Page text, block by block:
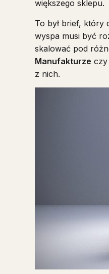
większego sklepu.
To był brief, który
wyspa musi być
skalować pod
Manufakturze czy
z nich.